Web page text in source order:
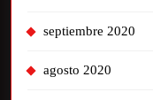
septiembre 2020
agosto 2020